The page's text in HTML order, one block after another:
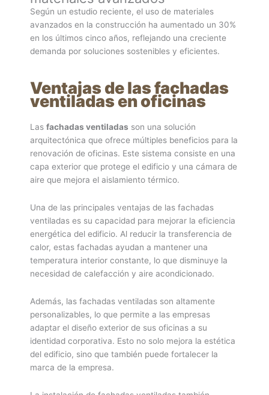
Según un estudio reciente, el uso de materiales
avanzados en la construcción ha aumentado un 30%
en los últimos cinco años, reflejando una creciente
demanda por soluciones sostenibles y eficientes.
Ventajas de las fachadas
ventiladas en oficinas
Las fachadas ventiladas son una solución
arquitectónica que ofrece múltiples beneficios para la
renovación de oficinas. Este sistema consiste en una
capa exterior que protege el edificio y una cámara de
aire que mejora el aislamiento térmico.
Una de las principales ventajas de las fachadas
ventiladas es su capacidad para mejorar la eficiencia
energética del edificio. Al reducir la transferencia de
calor, estas fachadas ayudan a mantener una
temperatura interior constante, lo que disminuye la
necesidad de calefacción y aire acondicionado.
Además, las fachadas ventiladas son altamente
personalizables, lo que permite a las empresas
adaptar el diseño exterior de sus oficinas a su
identidad corporativa. Esto no solo mejora la estética
del edificio, sino que también puede fortalecer la
marca de la empresa.